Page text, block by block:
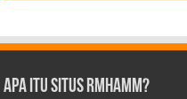
Apa Itu Situs Rmhamm?